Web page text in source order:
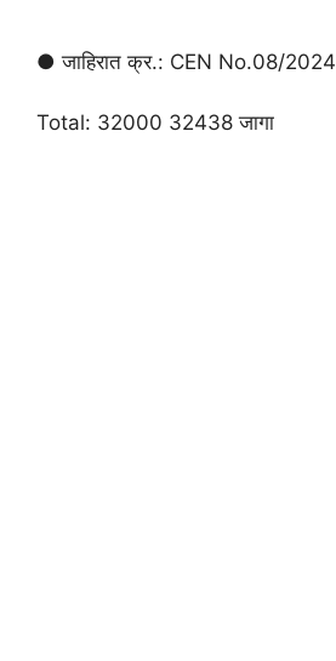
● जाहिरात क्र.: CEN No.08/2024
Total: 32000 32438 जागा